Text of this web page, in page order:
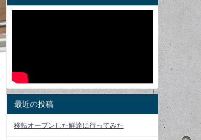
最近の投稿
移転オープンした鮮達に行ってみた